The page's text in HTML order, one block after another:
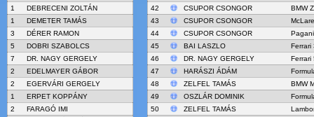
1
DEBRECENI ZOLTÁN
1
DEMETER TAMÁS
3
DÉRER RAMON
5
DOBRI SZABOLCS
7
DR. NAGY GERGELY
2
EDELMAYER GÁBOR
2
EGERVÁRI GERGELY
1
ERPET KOPPÁNY
2
FARAGÓ IMI
42
CSUPOR CSONGOR
BMW
43
CSUPOR CSONGOR
44
CSUPOR CSONGOR
45
BAI LASZLO
Ferrari
46
DR. NAGY GERGELY
Ferrari
47
HARÁSZI ÁDÁM
48
ZELFEL TAMÁS
BMW
49
OSZLÁR DOMINIK
50
ZELFEL TAMÁS